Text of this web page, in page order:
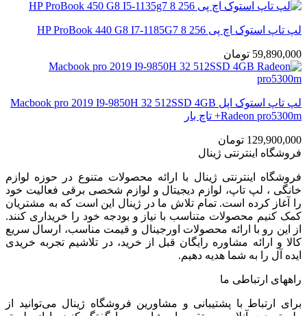
لپ تاپ استوک اچ پی HP ProBook 440 G8 I7-1185G7 8 256
59,890,000 تومان
لپ تاپ استوک اپل Macbook pro 2019 I9-9850H 32 512SSD 4GB
Radeon pro5300m+ تاچ بار
129,900,000 تومان
فروشگاه اینترنتی ژینال
فروشگاه اینترنتی ژینال با ارائه محصولات متنوع در حوزه لوازم
خانگی ، لپ تاپ، لوازم دیجیتال و لوازم شخصی برقی فعالیت خود
را آغاز کرده است. تمام تلاش ما در ژینال این است که به مشتریان
کمک کنیم محصولات متناسب با نیاز و بودجه خود را خریداری کنند.
از این رو با ارائه محصولات اورجینال و قیمت مناسب، ارسال سریع
کالا و ارائه مشاوره رایگان قبل از خرید، در تلاشیم تجربه خریدی
ایده آل را به شما هدیه دهیم.
راههای ارتباطی ما
برای ارتباط با پشتیبانی و مشاورین فروشگاه ژینال می‌توانید از